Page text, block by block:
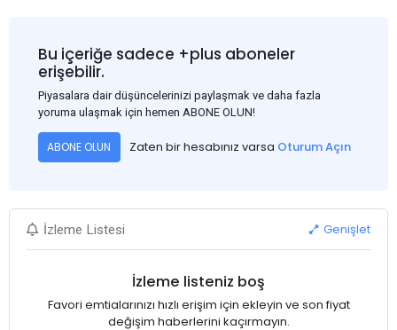
Bu içeriğe sadece +plus aboneler
erişebilir.
Piyasalara dair düşüncelerinizi paylaşmak ve daha fazla
yoruma ulaşmak için hemen ABONE OLUN!
ABONE OLUN Zaten bir hesabınız varsa Oturum Açın
İzleme Listesi Genişlet
İzleme listeniz boş
Favori emtialarınızı hızlı erişim için ekleyin ve son fiyat
değişim haberlerini kaçırmayın.